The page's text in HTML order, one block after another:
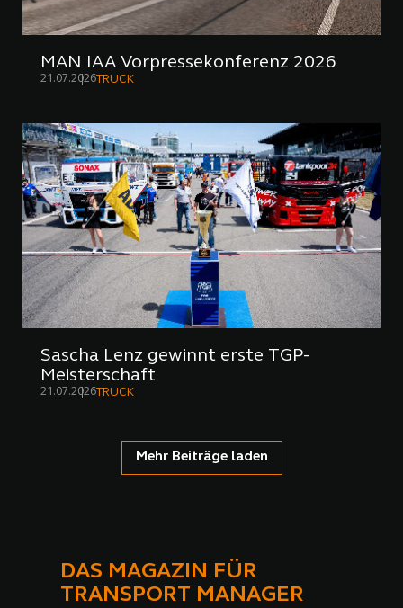
MAN IAA Vorpressekonferenz 2026
21.07.2026TRUCK
Sascha Lenz gewinnt erste TGP-
Meisterschaft
21.07.2026 TRUCK
Mehr Beiträge laden
DAS MAGAZIN FÜR
TRANSPORT MANAGER